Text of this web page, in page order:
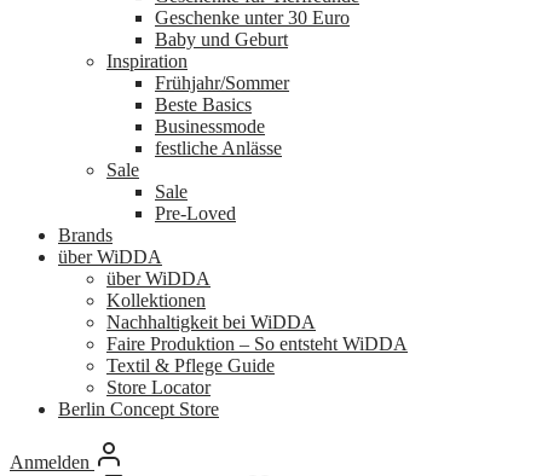
Geschenke unter 30 Euro
Baby und Geburt
Inspiration
Frühjahr/Sommer
Beste Basics
Businessmode
festliche Anlässe
Sale
Sale
Pre-Loved
Brands
über WiDDA
über WiDDA
Kollektionen
Nachhaltigkeit bei WiDDA
Faire Produktion – So entsteht WiDDA
Textil & Pflege Guide
Store Locator
Berlin Concept Store
Anmelden